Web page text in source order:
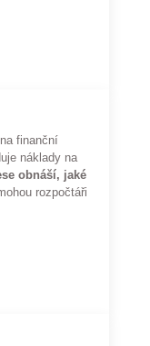
finanční
náklady na
obnáší, jaké
rozpočtáři